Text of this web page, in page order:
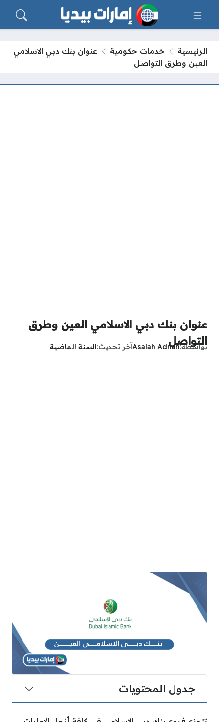
الرئيسية خدمات حكومية
عنوان بنك دبي الاسلامي
العين وطرق التواصل
عنوان بنك دبي الاسلامي العين وطرق
التواصل
بواسطةAsalah Adnanآخر تحديث السنة الماضية
جدول المحتويات